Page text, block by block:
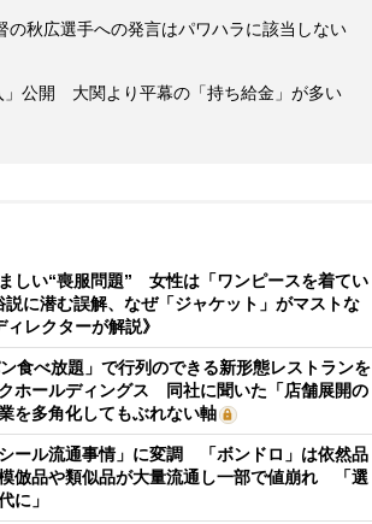
の秋広選手への発言はパワハラに該当しない
」公開 大関より平幕の「持ち給金」が多い
しい“喪服問題” 女性は「ワンピースを着てい
説に潜む誤解、なぜ「ジャケット」がマストな
レクターが解説》
ン食べ放題」で行列のできる新形態レストランを
ホールディングス 同社に聞いた「店舗展開の
を多角化してもぶれない軸
ール流通事情」に変調 「ボンドロ」は依然品
倣品や類似品が大量流通し一部で値崩れ 「選
に」